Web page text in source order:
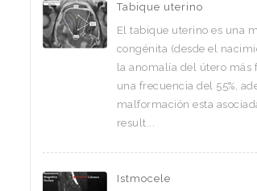
Tabique uterino
El tabique uterino es una
congénita (desde el
la anomalía del útero más
una frecuencia del 55%,
malformación esta
result...
Istmocele